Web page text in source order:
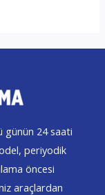
günün 24 saati
periyodik
öncesi
araçlardan